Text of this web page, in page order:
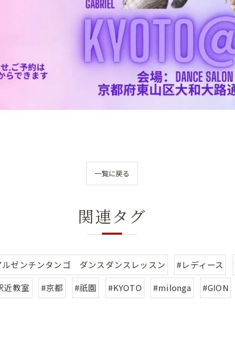
一覧に戻る
関連タグ
ルゼンチンタンゴ ダンスダンスレッスン #レディース
近教室 #京都 #祇園 #KYOTO #milonga #GION